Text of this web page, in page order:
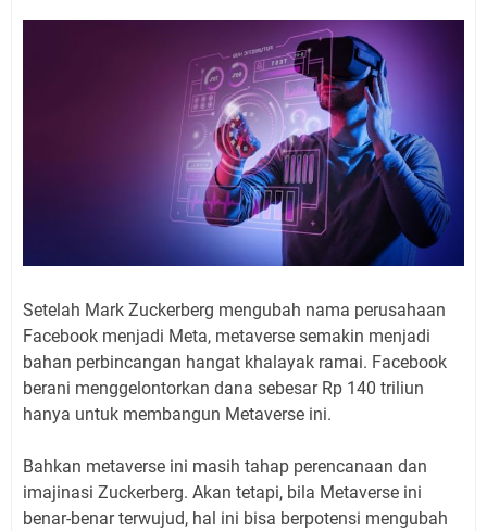
Setelah Mark Zuckerberg mengubah nama perusahaan
Facebook menjadi Meta, metaverse semakin menjadi
bahan perbincangan hangat khalayak ramai. Facebook
berani menggelontorkan dana sebesar Rp 140 triliun
hanya untuk membangun Metaverse ini.
Bahkan metaverse ini masih tahap perencanaan dan
imajinasi Zuckerberg. Akan tetapi, bila Metaverse ini
benar-benar terwujud, hal ini bisa berpotensi mengubah